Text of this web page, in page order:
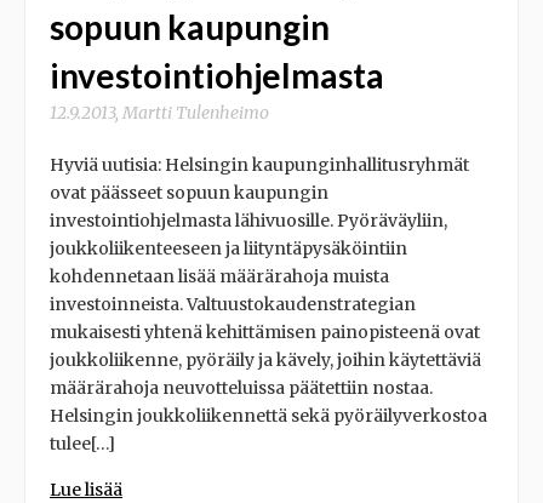
sopuun kaupungin
investointiohjelmasta
12.9.2013, Martti Tulenheimo
Hyviä uutisia: Helsingin kaupunginhallitusryhmät
ovat päässeet sopuun kaupungin
investointiohjelmasta lähivuosille. Pyöräväyliin,
joukkoliikenteeseen ja liityntäpysäköintiin
kohdennetaan lisää määrärahoja muista
investoinneista. Valtuustokaudenstrategian
mukaisesti yhtenä kehittämisen painopisteenä ovat
joukkoliikenne, pyöräily ja kävely, joihin käytettäviä
määrärahoja neuvotteluissa päätettiin nostaa.
Helsingin joukkoliikennettä sekä pyöräilyverkostoa
tulee[…]
Lue lisää